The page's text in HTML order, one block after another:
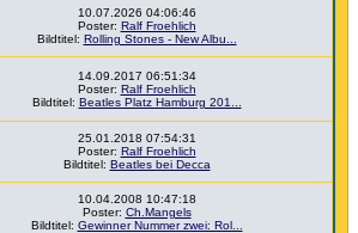
10.07.2026 04:06:46
Poster: Ralf Froehlich
Bildtitel: Rolling Stones - New Albu...
14.09.2017 06:51:34
Poster: Ralf Froehlich
Bildtitel: Beatles Platz Hamburg 201...
25.01.2018 07:54:31
Poster: Ralf Froehlich
Bildtitel: Beatles bei Decca
10.04.2008 10:47:18
Poster: Ch.Mangels
Bildtitel: Gewinner Nummer zwei: Rol...